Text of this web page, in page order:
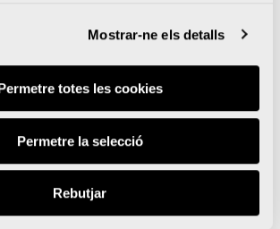
Mostrar-ne els detalls
totes les cookies
Permetre la selecció
Rebutjar
UPV i la Marató
renoven la pista
del Campus
a clubs de la
ciutat